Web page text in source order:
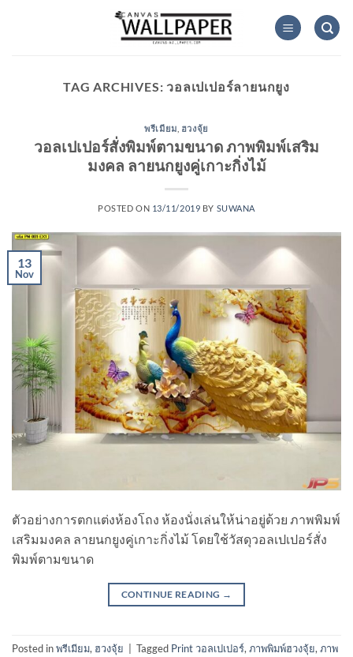
TAG ARCHIVES: วอลเปเปอร์ลายนกยูง
พรีเมียม ฮวงจุ้ย
วอลเปเปอร์สั่งพิมพ์ตามขนาด ภาพพิมพ์เสริม
มงคล ลายนกยูงคู่เกาะกิ่งไม้
POSTED ON 13/11/2019 BY SUWANA
13
Nov
ตัวอย่างการตกแต่งห้องโถง ห้องนั่งเล่นให้น่าอยู่ด้วย ภาพพิมพ์
เสริมมงคล ลายนกยูงคู่เกาะกิ่งไม้ โดยใช้วัสดุวอลเปเปอร์สั่ง
พิมพ์ตามขนาด
CONTINUE READING →
Posted inพรีเมียม, ฮวงจุ้ย Tagged Print วอลเปเปอร์,ภาพพิมพ์ฮวงจุ้ย,ภาพ